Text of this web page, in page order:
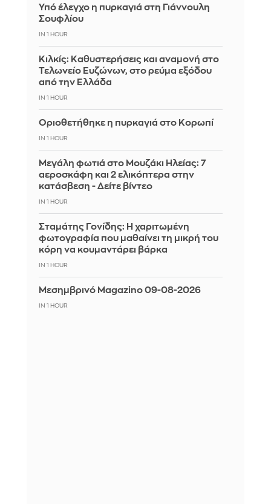
Υπό έλεγχο η πυρκαγιά στη Γιάννουλη
Σουφλίου
IN 1 HOUR
Κιλκίς: Καθυστερήσεις και αναμονή στο
Τελωνείο Ευζώνων, στο ρεύμα εξόδου
από την Ελλάδα
IN 1 HOUR
Οριοθετήθηκε η πυρκαγιά στο Κορωπί
IN 1 HOUR
Μεγάλη φωτιά στο Μουζάκι Ηλείας: 7
αεροσκάφη και 2 ελικόπτερα στην
κατάσβεση - Δείτε βίντεο
IN 1 HOUR
Σταμάτης Γονίδης: Η χαριτωμένη
φωτογραφία που μαθαίνει τη μικρή του
κόρη να κουμαντάρει βάρκα
IN 1 HOUR
Μεσημβρινό Magazino 09-08-2026
IN 1 HOUR